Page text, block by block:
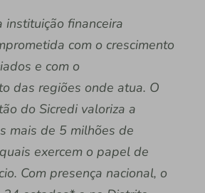
instituição financeira
com o crescimento
e com o
das regiões onde atua. O
do Sicredi valoriza a
mais de 5 milhões de
exercem o papel de
Com presença nacional, o